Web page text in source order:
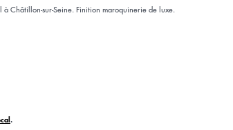
Châtillon-sur-Seine. Finition maroquinerie de luxe.
.